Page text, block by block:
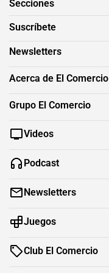
Secciones
Suscríbete
Newsletters
Acerca de El Comercio
Grupo El Comercio
Videos
Podcast
Newsletters
Juegos
Club El Comercio